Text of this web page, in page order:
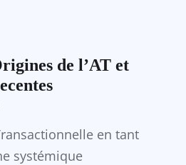
de l’AT et
en tant
systémique